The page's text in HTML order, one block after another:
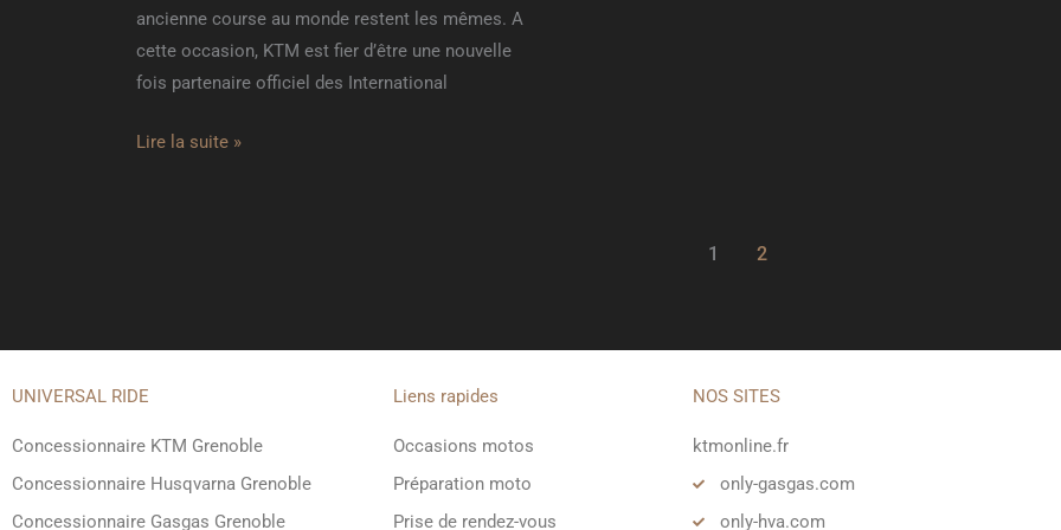
ancienne course au monde restent les mêmes. A
cette occasion, KTM est fier d’être une nouvelle
fois partenaire officiel des International
Lire la suite »
1 2
UNIVERSAL RIDE
Concessionnaire KTM Grenoble
Concessionnaire Husqvarna Grenoble
Concessionnaire Gasgas Grenoble
Liens rapides
Occasions motos
Préparation moto
Prise de rendez-vous
NOS SITES
ktmonline.fr
only-gasgas.com
only-hva.com